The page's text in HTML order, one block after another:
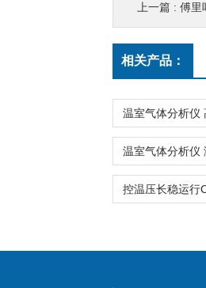
上一篇 : 傅里
相关产品：